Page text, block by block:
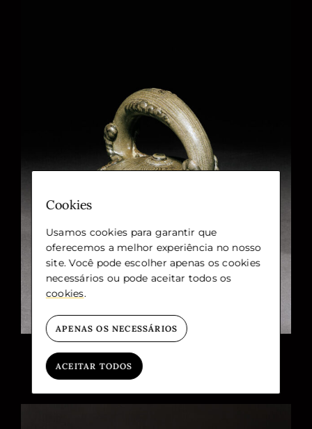
Cookies
Usamos cookies para garantir que
oferecemos a melhor experiência no nosso
site. Você pode escolher apenas os cookies
necessários ou pode aceitar todos os
cookies.
APENAS OS NECESSÁRIOS
ACEITAR TODOS